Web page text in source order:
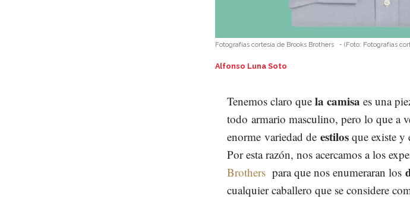
Fotografías cortesía de Brooks Brothers - (Foto: Fotografías
Alfonso Luna Soto
Tenemos claro que la camisa es una
todo armario masculino, pero lo que a
enorme variedad de estilos que existe y
Por esta razón, nos acercamos a los
Brothers para que nos enumeraran los
cualquier caballero que se considere